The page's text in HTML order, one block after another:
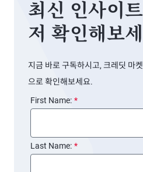
최신 인사이
저 확인해보
지금 바로 구독하시고, 크레딧 마
으로 확인해보세요.
*
First Name:
*
Last Name: